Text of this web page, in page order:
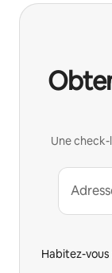
Une
Habitez-